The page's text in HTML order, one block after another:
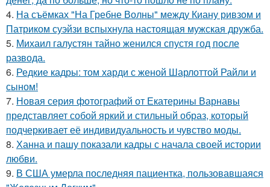
4. На съёмках "На Гребне Волны" между Киану ривзом и
Патриком суэйзи вспыхнула настоящая мужская дружба.
5. Михаил галустян тайно женился спустя год после
развода.
6. Редкие кадры: том харди с женой Шарлоттой Райли и
сыном!
7. Новая серия фотографий от Екатерины Варнавы
представляет собой яркий и стильный образ, который
подчеркивает её индивидуальность и чувство моды.
8. Ханна и пашу показали кадры с начала своей истории
любви.
9. В США умерла последняя пациентка, пользовавшаяся